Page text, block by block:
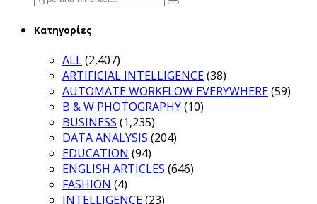
for:
Κατηγορίες
ALL(2,407)
ARTIFICIAL INTELLIGENCE(38)
AUTOMATE WORKFLOW EVERYWHERE(59)
B & W PHOTOGRAPHY(10)
BUSINESS (1,235)
DATA ANALYSIS (204)
EDUCATION (94)
ENGLISH ARTICLES (646)
FASHION (4)
INTELLIGENCE(23)